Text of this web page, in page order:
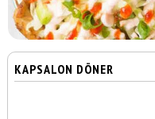
KAPSALON DÖNER